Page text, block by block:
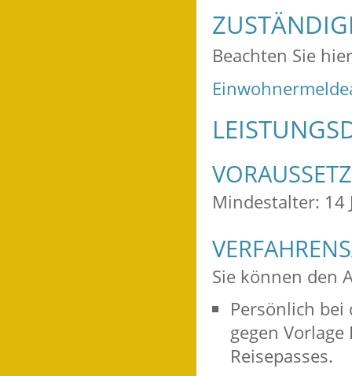
Beachten Sie
Mindestalter: 14
Sie können den
Persönlich
gegen
Reisepasses.